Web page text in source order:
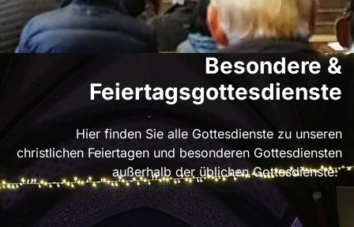
Besondere &
Feiertagsgottesdienste
Hier finden Sie alle Gottesdienste zu unseren
christlichen Feiertagen und besonderen Gottesdiensten
außerhalb der üblichen Gottesdienste.